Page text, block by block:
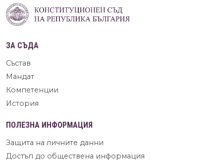
ЗА СЪДА
Състав
Мандат
Компетенции
История
ПОЛЕЗНА ИНФОРМАЦИЯ
Защита на личните данни
Достъп до обществена информация